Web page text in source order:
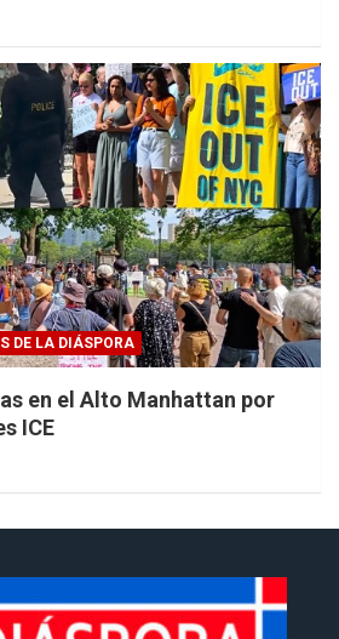
DE LA DIÁSPORA
en el Alto Manhattan por
ICE